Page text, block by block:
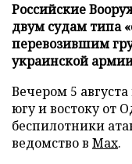
Российские
двум судам типа
перевозившим
украинской
Вечером 5
югу и востоку от
беспилотники
ведомство в Max.